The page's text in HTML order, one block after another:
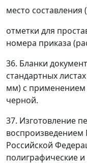
место составления
отметки для
номера приказа
36. Бланки
стандартных
мм) с применением
черной.
37. Изготовление
воспроизведением
Российской
полиграфические